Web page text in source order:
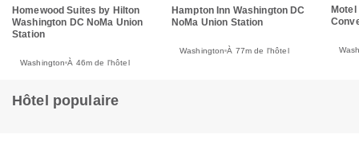
Homewood Suites by Hilton
Washington DC NoMa Union
Station
Washington À 46m de l'hôtel
Hampton Inn Washington DC
NoMa Union Station
Washington À 77m de l'hôtel
Hôtel populaire